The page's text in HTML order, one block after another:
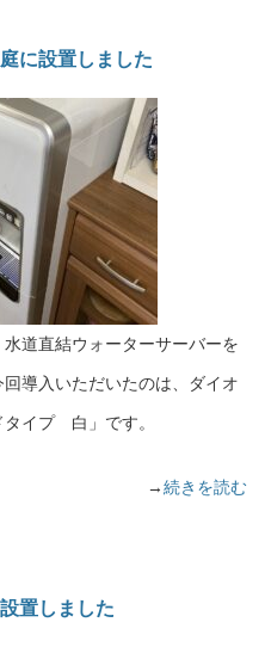
に設置しました
道直結ウォーターサーバーを
導入いただいたのは、ダイオ
イプ 白」です。
→続きを読む
置しました